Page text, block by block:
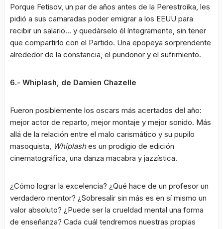
Porque Fetisov, un par de años antes de la Perestroika, les
pidió a sus camaradas poder emigrar a los EEUU para
recibir un salario… y quedárselo él íntegramente, sin tener
que compartirlo con el Partido. Una epopeya sorprendente
alrededor de la constancia, el pundonor y el sufrimiento.
6.- Whiplash, de Damien Chazelle
Fueron posiblemente los oscars más acertados del año:
mejor actor de reparto, mejor montaje y mejor sonido. Más
allá de la relación entre el malo carismático y su pupilo
masoquista,
Whiplashes un prodigio de edición
cinematográfica, una danza macabra y jazzística.
¿Cómo lograr la excelencia? ¿Qué hace de un profesor un
verdadero mentor? ¿Sobresalir sin más es en sí mismo un
valor absoluto? ¿Puede ser la crueldad mental una forma
de enseñanza? Cada cuál tendremos nuestras propias